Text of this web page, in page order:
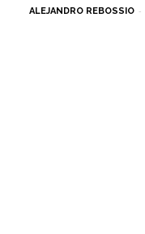
ALEJANDRO REBOSSIO -